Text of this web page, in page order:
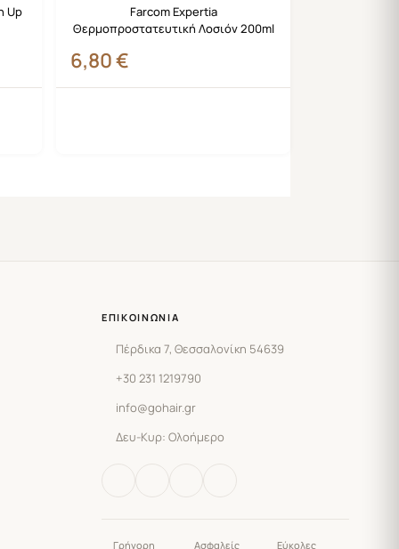
Up
Farcom Expertia
Θερμοπροστατευτική Λοσιόν 200ml
6,80€
ΕΠΙΚΟΙΝΩΝΊΑ
Πέρδικα 7, Θεσσαλονίκη 54639
+30 231 1219790
info@gohair.gr
Δευ-Κυρ: Ολοήμερο
Γρήγορη Ασφαλείς Εύκολες